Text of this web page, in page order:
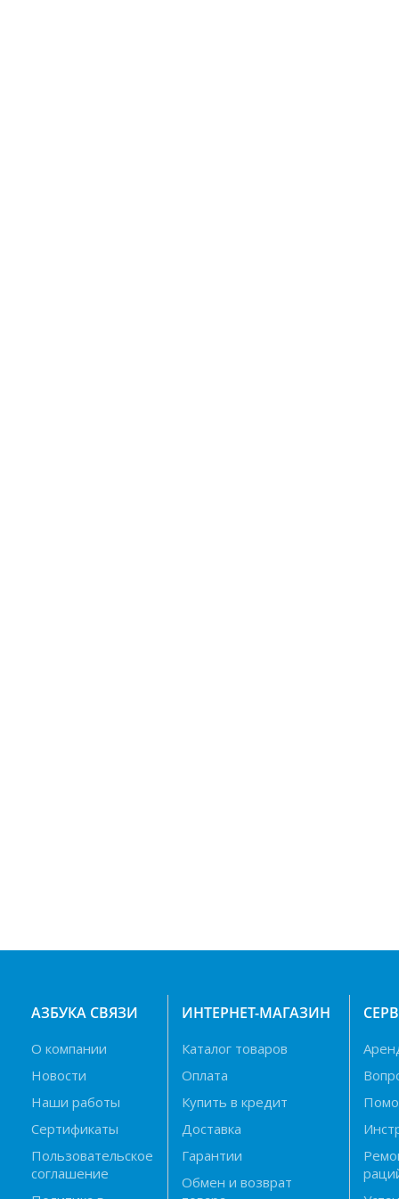
АЗБУКА СВЯЗИ
О компании
Новости
Наши работы
Сертификаты
Пользовательское
соглашение
ИНТЕРНЕТ-МАГАЗИН
Каталог товаров
Оплата
Купить в кредит
Доставка
Гарантии
Обмен и возврат